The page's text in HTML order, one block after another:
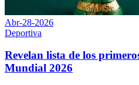
Abr-28-2026
Deportiva
Revelan lista de los
Mundial 2026